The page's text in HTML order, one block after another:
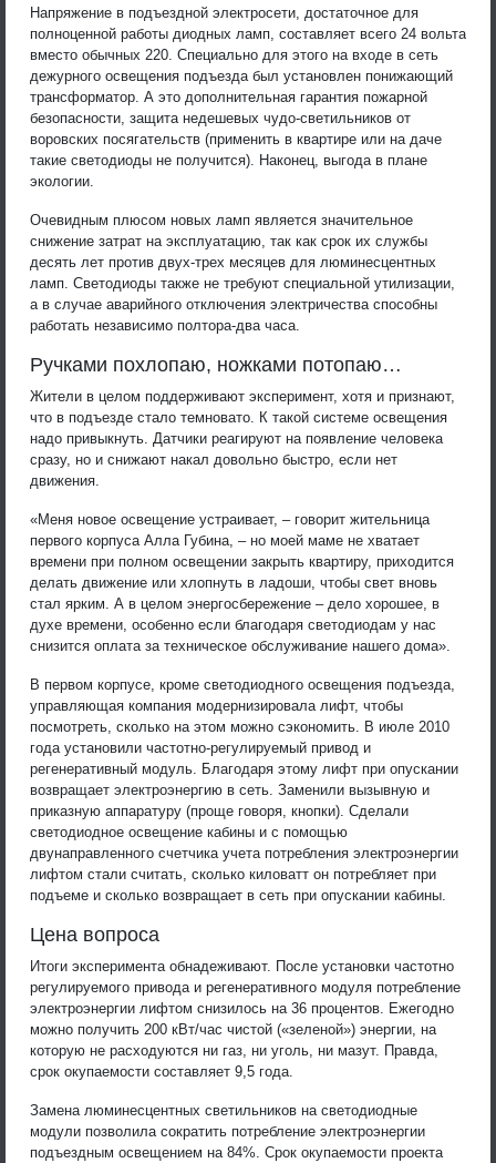
Напряжение в подъездной электросети, достаточное для
полноценной работы диодных ламп, составляет всего 24 вольта
вместо обычных 220. Специально для этого на входе в сеть
дежурного освещения подъезда был установлен понижающий
трансформатор. А это дополнительная гарантия пожарной
безопасности, защита недешевых чудо-светильников от
воровских посягательств (применить в квартире или на даче
такие светодиоды не получится). Наконец, выгода в плане
экологии.
Очевидным плюсом новых ламп является значительное
снижение затрат на эксплуатацию, так как срок их службы
десять лет против двух-трех месяцев для люминесцентных
ламп. Светодиоды также не требуют специальной утилизации,
а в случае аварийного отключения электричества способны
работать независимо полтора-два часа.
Ручками похлопаю, ножками потопаю…
Жители в целом поддерживают эксперимент, хотя и признают,
что в подъезде стало темновато. К такой системе освещения
надо привыкнуть. Датчики реагируют на появление человека
сразу, но и снижают накал довольно быстро, если нет
движения.
«Меня новое освещение устраивает, – говорит жительница
первого корпуса Алла Губина, – но моей маме не хватает
времени при полном освещении закрыть квартиру, приходится
делать движение или хлопнуть в ладоши, чтобы свет вновь
стал ярким. А в целом энергосбережение – дело хорошее, в
духе времени, особенно если благодаря светодиодам у нас
снизится оплата за техническое обслуживание нашего дома».
В первом корпусе, кроме светодиодного освещения подъезда,
управляющая компания модернизировала лифт, чтобы
посмотреть, сколько на этом можно сэкономить. В июле 2010
года установили частотно-регулируемый привод и
регенеративный модуль. Благодаря этому лифт при опускании
возвращает электроэнергию в сеть. Заменили вызывную и
приказную аппаратуру (проще говоря, кнопки). Сделали
светодиодное освещение кабины и с помощью
двунаправленного счетчика учета потребления электроэнергии
лифтом стали считать, сколько киловатт он потребляет при
подъеме и сколько возвращает в сеть при опускании кабины.
Цена вопроса
Итоги эксперимента обнадеживают. После установки частотно
регулируемого привода и регенеративного модуля потребление
электроэнергии лифтом снизилось на 36 процентов. Ежегодно
можно получить 200 кВт/час чистой («зеленой») энергии, на
которую не расходуются ни газ, ни уголь, ни мазут. Правда,
срок окупаемости составляет 9,5 года.
Замена люминесцентных светильников на светодиодные
модули позволила сократить потребление электроэнергии
подъездным освещением на 84%. Срок окупаемости проекта